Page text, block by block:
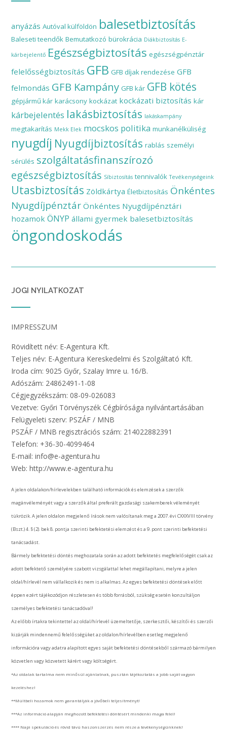
anyázás Autóval külföldön balesetbiztosítás
Baleseti teendők Bemutatkozó bürokrácia Diákbiztosítás E-
kárbejelentő Egészségbiztosítás egészségpénztár
felelősségbiztosítás GFB GFB díjak rendezése GFB
felmondás GFB Kampány GFB kár GFB kötés
gépjármű kár karácsony kockázat kockázati biztosítás kár
kárbejelentés lakásbiztosítás lakáskampány
megtakarítás Mekk Elek mocskos politika munkanélküliség
nyugdíj Nyugdíjbiztosítás rablás személyi
sérülés szolgáltatásfinanszírozó
egészségbiztosítás Síbiztosítás tennivalók Tevékenységeink
Utasbiztosítás Zöldkártya Életbiztosítás Önkéntes
Nyugdíjpénztár Önkéntes Nyugdíjpénztári
hozamok ÖNYP állami gyermek balesetbiztosítás
öngondoskodás
JOGI NYILATKOZAT
IMPRESSZUM
Rövidített név: E-Agentura Kft.
Teljes név: E-Agentura Kereskedelmi és Szolgáltató Kft.
Iroda cím: 9025 Győr, Szalay Imre u. 16/B.
Adószám: 24862491-1-08
Cégjegyzékszám: 08-09-026083
Vezetve: Győri Törvényszék Cégbírósága nyilvántartásában
Felügyeleti szerv: PSZÁF / MNB
PSZÁF / MNB regisztrációs szám: 214022882391
Telefon: +36-30-4099464
E-mail: info@e-agentura.hu
Web: http://www.e-agentura.hu
A jelen oldalakon/hírlevelekben található információk és elemzések a szerzők
magánvéleményét vagy a szerzők által preferált gazdasági szakemberek véleményét
tükrözik. A jelen oldalon megjelenő írások nem valósítanak meg a 2007. évi CXXXVIII törvény
(Bszt.) 4. § (2). bek 8. pontja szerinti befektetési elemzést és a 9. pont szerinti befektetési
tanácsadást.
Bármely befektetési döntés meghozatala során az adott befektetés megfelelőségét csak az
adott befektető személyére szabott vizsgálattal lehet megállapítani, melyre a jelen
oldal/hírlevél nem vállalkozik és nem is alkalmas. Az egyes befektetési döntések előtt
éppen ezért tájékozódjon részletesen és több forrásból, szükség esetén konzultáljon
személyes befektetési tanácsadóval!
Az előbb írtakra tekintettel az oldal/hírlevél üzemeltetője, szerkesztői, készítői és szerzői
kizárják mindennemű felelősségüket az oldalon/hírlevélben esetleg megjelenő
információra vagy adatra alapított egyes saját befektetési döntésekből származó bármilyen
közvetlen vagy közvetett kárért vagy költségért.
*Az oldalak tartalma nem minősül ajánlatnak, pusztán tájékoztatás a jobb saját vagyon
kezeléshez!
**Múltbeli hozamok nem garantálják a jövőbeli teljesítményt!
***Az információ alapján meghozott befektetési döntésért mindenki maga felel!
**** Napi spekuláció és rövid távú haszonszerzés nem része a tevékenységünknek!